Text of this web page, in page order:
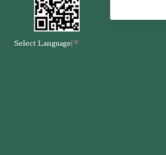
Select Language ▼